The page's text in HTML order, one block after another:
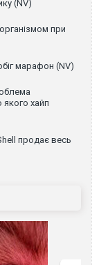
(NV)
при
марафон (NV)
хайп
продає весь